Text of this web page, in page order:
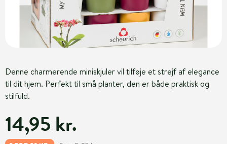
Denne charmerende miniskjuler vil tilføje et strejf af elegance
til dit hjem. Perfekt til små planter, den er både praktisk og
stilfuld.
14,95 kr.